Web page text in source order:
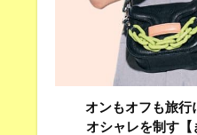
オンもオフも旅行
オシャレを制す